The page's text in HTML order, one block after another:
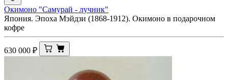
Окимоно "Самурай - лучник"
Япония. Эпоха Мэйдзи (1868-1912). Окимоно в подарочном
кофре
630 000 ₽